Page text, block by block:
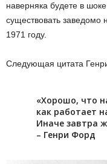
наверняка будете в
существовать
1971 году.
Следующая цитата
«Хорошо, что
как работает
Иначе завтра
– Генри Форд